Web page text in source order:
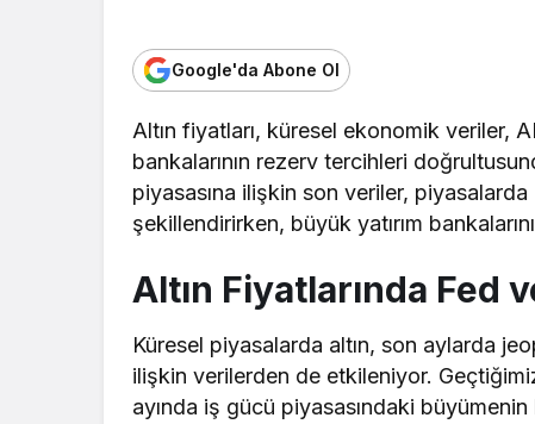
Google'da Abone Ol
Altın fiyatları, küresel ekonomik veriler,
bankalarının rezerv tercihleri
piyasasına ilişkin son veriler, piyasalarda
şekillendirirken, büyük yatırım
Altın Fiyatlarında Fed
Küresel piyasalarda altın, son aylarda
ilişkin verilerden de etkileniyor.
ayında iş gücü piyasasındaki